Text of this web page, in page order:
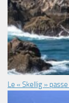
Le « Skellig »